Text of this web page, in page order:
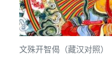
文殊开智偈（藏汉对照）